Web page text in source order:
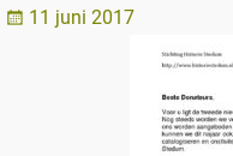
11 juni 2017